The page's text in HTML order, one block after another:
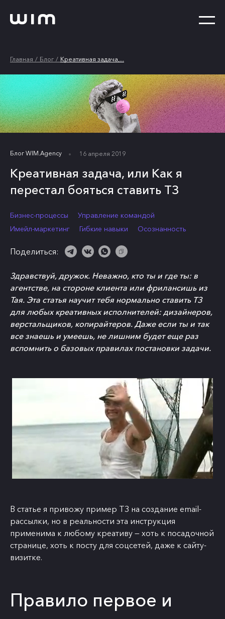
Главная Блог Креативная задача,...
Блог WIM.Agency 16 апреля 2019
Креативная задача, или Как я
перестал бояться ставить ТЗ
Бизнес-процессы
Управление командой
Имейл-маркетинг
Гибкие навыки Осознанность
Поделиться:
Здравствуй, дружок. Неважно, кто ты и где ты: в
агентстве, на стороне клиента или фрилансишь из
Тая. Эта статья научит тебя нормально ставить ТЗ
для любых креативных исполнителей: дизайнеров,
верстальщиков, копирайтеров. Даже если ты и так
все знаешь и умеешь, не лишним будет еще раз
вспомнить о базовых правилах постановки задачи.
В статье я привожу пример ТЗ на создание email-
рассылки, но в реальности эта инструкция
применима к любому креативу — хоть к посадочной
странице, хоть к посту для соцсетей, даже к сайту-
визитке.
Правило первое и